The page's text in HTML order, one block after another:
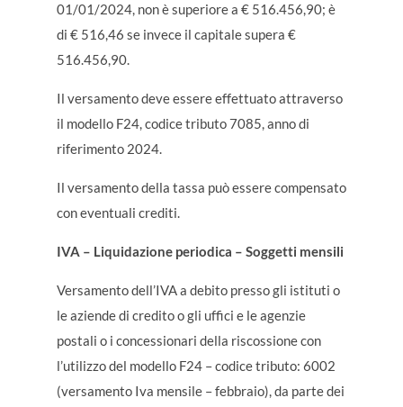
01/01/2024, non è superiore a € 516.456,90; è
di € 516,46 se invece il capitale supera €
516.456,90.
Il versamento deve essere effettuato attraverso
il modello F24, codice tributo 7085, anno di
riferimento 2024.
Il versamento della tassa può essere compensato
con eventuali crediti.
IVA – Liquidazione periodica – Soggetti mensili
Versamento dell’IVA a debito presso gli istituti o
le aziende di credito o gli uffici e le agenzie
postali o i concessionari della riscossione con
l’utilizzo del modello F24 – codice tributo: 6002
(versamento Iva mensile – febbraio), da parte dei